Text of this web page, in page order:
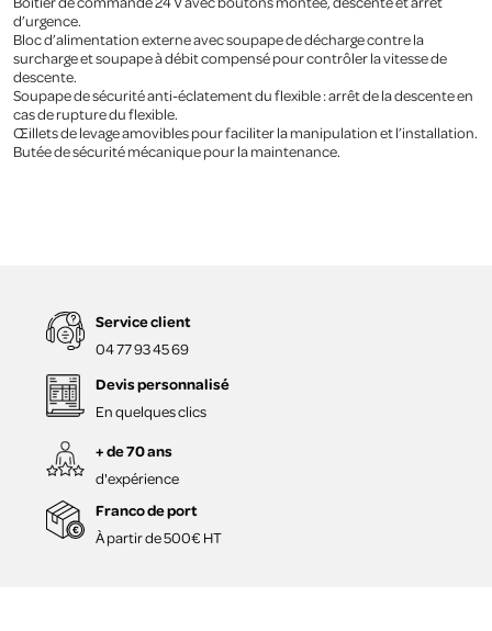
d’urgence.
Bloc d’alimentation externe avec soupape de décharge contre la
surcharge et soupape à débit compensé pour contrôler la vitesse de
descente.
Soupape de sécurité anti-éclatement du flexible : arrêt de la descente en
cas de rupture du flexible.
Œillets de levage amovibles pour faciliter la manipulation et l’installation.
Butée de sécurité mécanique pour la maintenance.
Service client
04 77 93 45 69
Devis personnalisé
En quelques clics
+ de 70 ans
d'expérience
Franco de port
À partir de 500€ HT